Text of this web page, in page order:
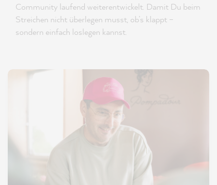
Community laufend weiterentwickelt. Damit Du beim
Streichen nicht überlegen musst, ob’s klappt –
sondern einfach loslegen kannst.